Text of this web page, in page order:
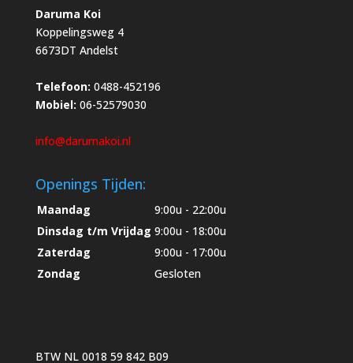
Daruma Koi
Koppelingsweg 4
6673DT Andelst
Telefoon: 0488-452196
Mobiel: 06-52579030
info@darumakoi.nl
Openings Tijden:
Maandag
9:00u - 22:00u
Dinsdag t/m Vrijdag 9:00u - 18:00u
Zaterdag
9:00u - 17:00u
Zondag
Gesloten
BTW NL 0018 59 842 B09